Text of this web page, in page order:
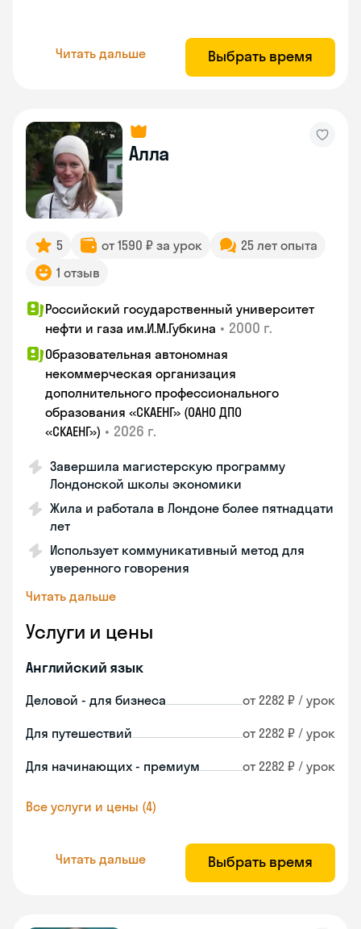
Читать дальше Выбрать время
Алла
5 от 1590 ₽ за урок
25 лет опыта
1 отзыв
Российский государственный университет
нефти и газа им.И.М.Губкина • 2000 г.
Образовательная автономная
некоммерческая организация
дополнительного профессионального
образования «СКАЕНГ» (ОАНО ДПО
«СКАЕНГ») • 2026 г.
Завершила магистерскую программу
Лондонской школы экономики
Жила и работала в Лондоне более пятнадцати
лет
Использует коммуникативный метод для
уверенного говорения
Читать дальше
Услуги и цены
Английский язык
Деловой - для бизнеса от 2282 ₽ / урок
Для путешествий от 2282 ₽ / урок
Для начинающих - премиум от 2282 ₽ / урок
Все услуги и цены (4)
Читать дальше Выбрать время